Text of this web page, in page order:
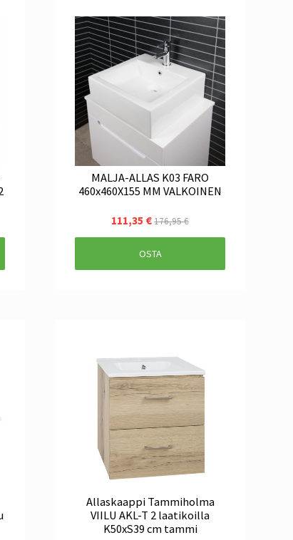
MALJA-ALLAS K03 FARO
460x460X155 MM VALKOINEN
111,35 €176,95 €
OSTA
Allaskaappi Tammiholma
VIILU AKL-T 2 laatikoilla
K50xS39 cm tammi